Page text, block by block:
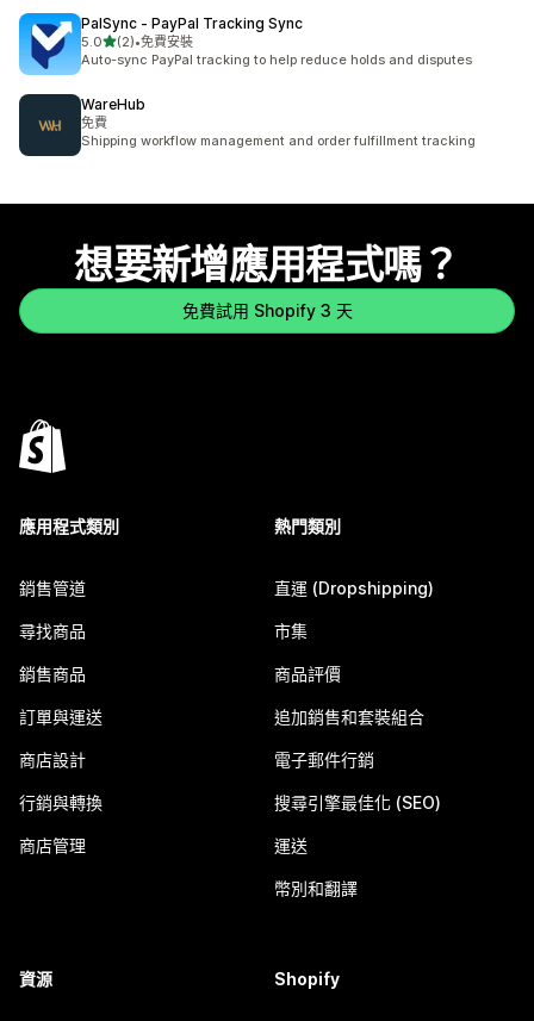
PalSync ‑ PayPal Tracking Sync
5.0滿分 5 顆星
(2)
共有 2 則評價
•免費安裝
Auto-sync PayPal tracking to help reduce holds and disputes
WareHub
免費
Shipping workflow management and order fulfillment tracking
想要新增應用程式嗎？
免費試用 Shopify 3 天
應用程式類別
銷售管道
尋找商品
銷售商品
訂單與運送
商店設計
行銷與轉換
商店管理
熱門類別
直運 (Dropshipping)
市集
商品評價
追加銷售和套裝組合
電子郵件行銷
搜尋引擎最佳化 (SEO)
運送
幣別和翻譯
資源 Shopify